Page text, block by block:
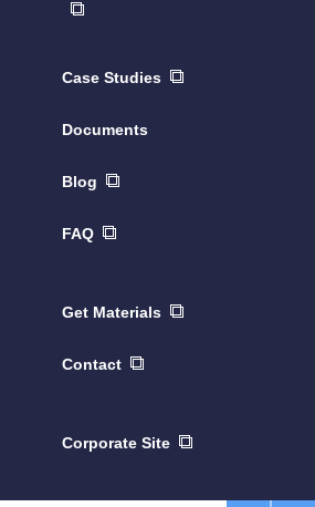
Case Studies
Documents
Blog
FAQ
Get Materials
Contact
Corporate Site